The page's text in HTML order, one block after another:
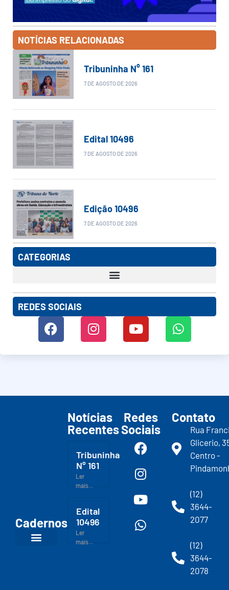
NOTÍCIAS RELACIONADAS
Tribuninha N° 161
7 DE AGOSTO DE 2026
Edital 10496
7 DE AGOSTO DE 2026
Edição 10496
7 DE AGOSTO DE 2026
CATEGORIAS
REDES SOCIAIS
Cadernos
Notícias
Recentes
Tribuninha
N° 161
Ler
mais...
Edital
10496
Ler
mais...
Redes
Sociais
Contato
Rua
Glicerio,
Centro -
(12)
3644-
2077
(12)
3644-
2078